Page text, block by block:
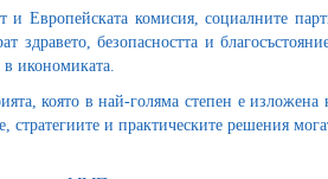
и Европейската комисия, социалните
здравето, безопасността и
икономиката.
която в най-голяма степен е изложена
и практическите решения